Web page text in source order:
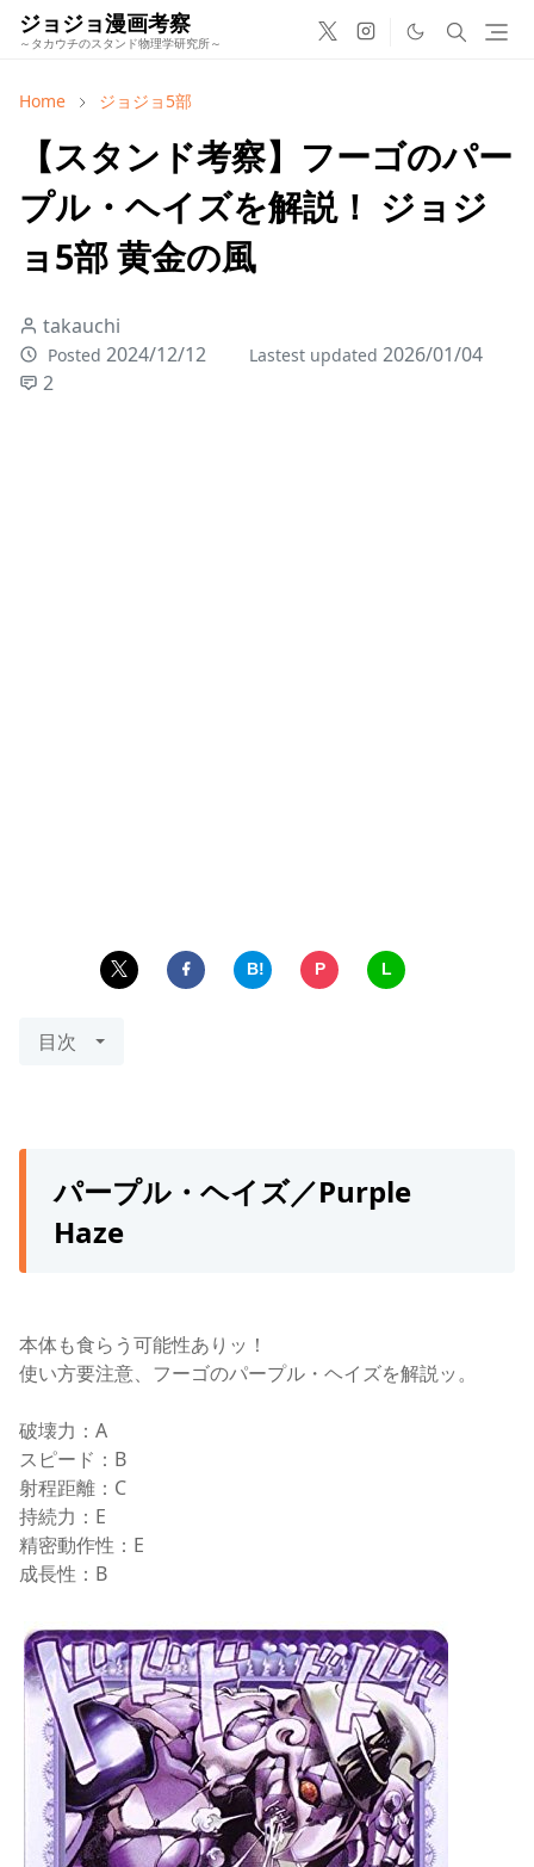
ジョジョ漫画考察
～タカウチのスタンド物理学研究所～
Home ジョジョ5部
【スタンド考察】フーゴのパー
プル・ヘイズを解説！ ジョジ
ョ5部 黄金の風
takauchi
Posted 2024/12/12 Lastest updated 2026/01/04
2
B! P L
目次
パープル・ヘイズ／Purple
Haze
本体も食らう可能性ありッ！
使い方要注意、フーゴのパープル・ヘイズを解説ッ。
破壊力：A
スピード：B
射程距離：C
持続力：E
精密動作性：E
成長性：B